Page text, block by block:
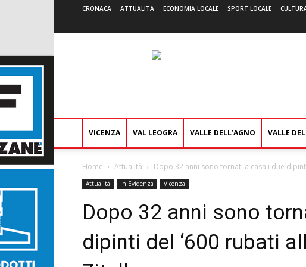
CRONACA ATTUALITÀ ECONOMIA LOCALE SPORT LOCALE
VICENZA VAL LEOGRA VALLE DELL’AGNO VALLE
Home Attualità Dopo 32 anni sono tornati a casa i due dipinti
Attualità In Evidenza Vicenza
Dopo 32 anni sono
dipinti del ‘600 rubati